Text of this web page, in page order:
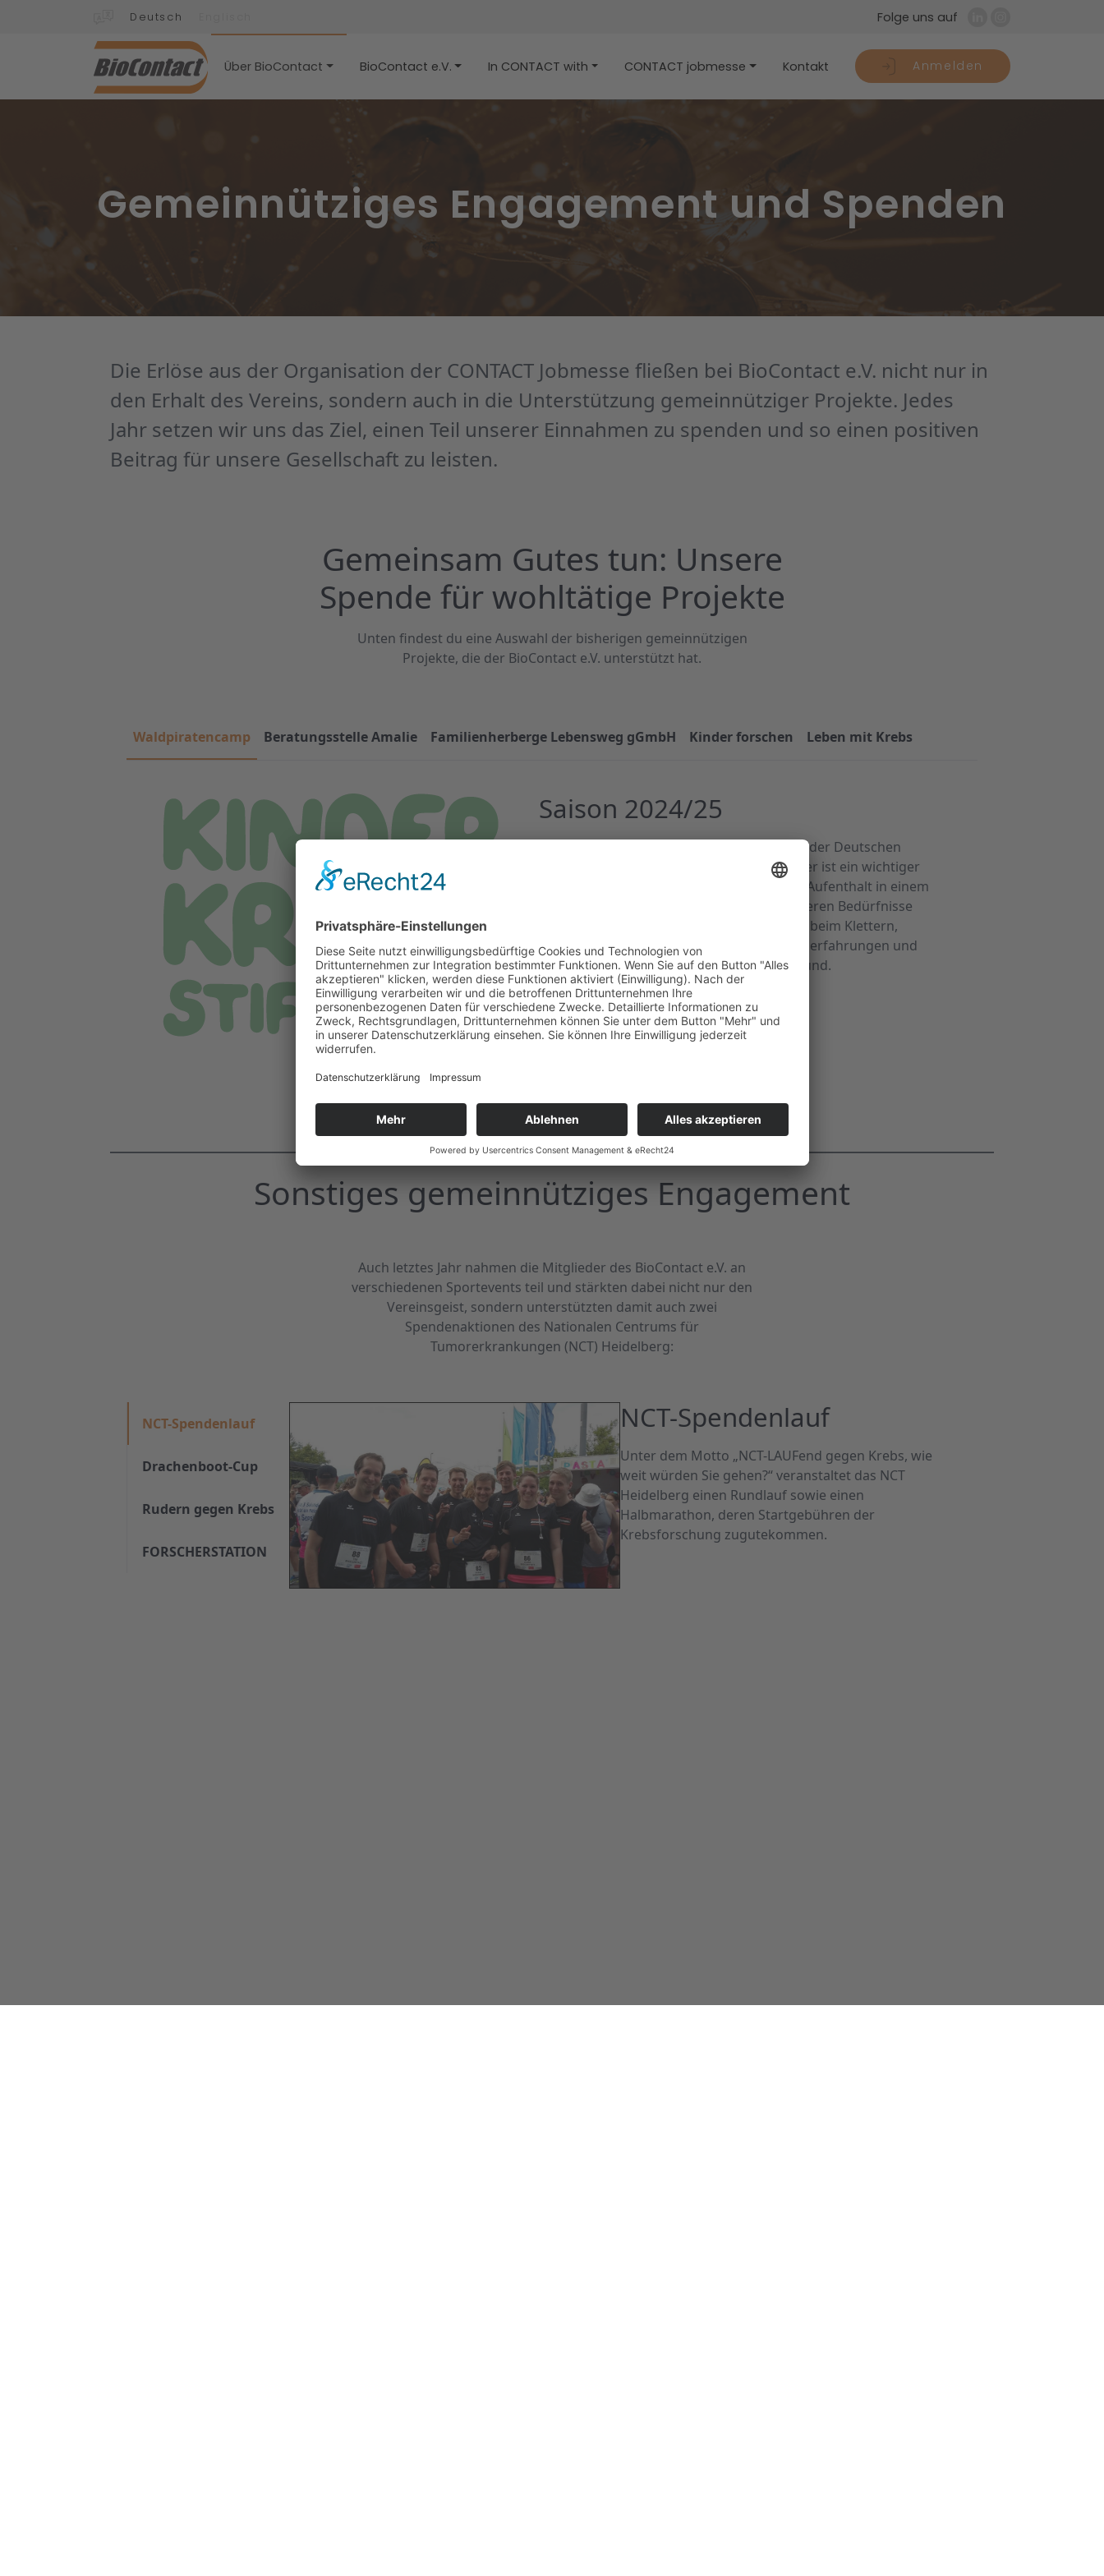
Deutsch Folge uns auf
Über BioContact BioContact e.V. In CONTACT with CONTACT jobmesse Kontakt Anmelden
Gemeinnütziges Engagement und Spenden
Die Erlöse aus der Organisation der CONTACT Jobmesse fließen bei BioContact e.V. nicht nur in
den Erhalt des Vereins, sondern auch in die Unterstützung gemeinnütziger Projekte. Jedes
Jahr setzen wir uns das Ziel, einen Teil unserer Einnahmen zu spenden und so einen positiven
Beitrag für unsere Gesellschaft zu leisten.
Gemeinsam Gutes tun: Unsere
Spende für wohltätige Projekte
Unten findest du eine Auswahl der bisherigen gemeinnützigen
Projekte, die der BioContact e.V. unterstützt hat.
Waldpiratencamp Beratungsstelle Amalie Familienherberge Lebensweg gGmbH Kinder forschen Leben mit Krebs
Saison 2024/25
Das Waldpiraten-Camp ist eine Einrichtung der Deutschen
Kinderkrebsstiftung. Für krebskranke Kinder ist ein wichtiger
Baustein in der Krankheitsbewältigung ein Aufenthalt in einem
Camp, in dem das Programm speziell auf deren Bedürfnisse
zugeschnitten ist. Neben Spaß in der Natur beim Klettern,
Wandern und Kanu fahren stehen Gruppenerfahrungen und
erlebnispädagogische Inhalte im Vordergrund.
Sonstiges gemeinnütziges Engagement
Auch letztes Jahr nahmen die Mitglieder des BioContact e.V. an
verschiedenen Sportevents teil und stärkten dabei nicht nur den
Vereinsgeist, sondern unterstützten damit auch zwei
Spendenaktionen des Nationalen Centrums für
Tumorerkrankungen (NCT) Heidelberg:
NCT-Spendenlauf
Drachenboot-Cup
Rudern gegen Krebs
FORSCHERSTATION
NCT-Spendenlauf
Unter dem Motto „NCT-LAUFend gegen Krebs, wie
weit würden Sie gehen?“ veranstaltet das NCT
Heidelberg einen Rundlauf sowie einen
Halbmarathon, deren Startgebühren der
Krebsforschung zugutekommen.